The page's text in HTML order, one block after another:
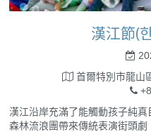
漢江節(
首爾特別市龍山
漢江沿岸充滿了能觸動孩子純真
森林流浪團帶來傳統表演街頭